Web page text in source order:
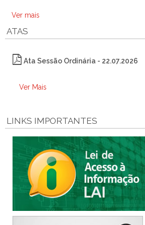
Ver mais
ATAS
Ata Sessão Ordinária - 22.07.2026
Ver Mais
LINKS IMPORTANTES